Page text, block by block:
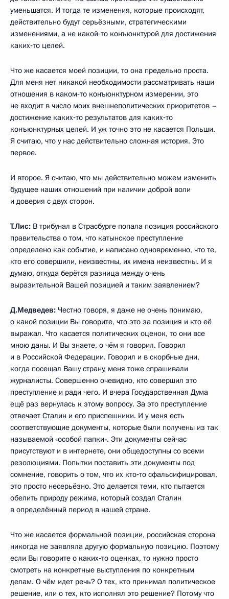
уменьшатся. И тогда те изменения, которые происходят,
действительно будут серьёзными, стратегическими
изменениями, а не какой‑то конъюнктурой для достижения
каких‑то целей.
Что же касается моей позиции, то она предельно проста.
Для меня нет никакой необходимости рассматривать наши
отношения в каком‑то конъюнктурном измерении, это
не входит в число моих внешнеполитических приоритетов –
достижение каких‑то результатов для каких‑то
конъюнктурных целей. И уж точно это не касается Польши.
Я считаю, что у нас действительно сложная история. Это
первое.
И второе. Я считаю, что мы действительно можем изменить
будущее наших отношений при наличии доброй воли
и доверия с двух сторон.
Т.Лис: В трибунал в Страсбурге попала позиция российского
правительства о том, что катынское преступление
определено как событие, и написано одновременно, что те,
кто его совершили, неизвестны, их имена неизвестны. И я
думаю, откуда берётся разница между очень
выразительной Вашей позицией и таким заявлением?
Д.Медведев: Честно говоря, я даже не очень понимаю,
о какой позиции Вы говорите, что это за позиция и кто её
выражал. Что касается политических оценок, то они все
мною даны. И Вы знаете, о чём я говорил. Говорил
и в Российской Федерации. Говорил и в скорбные дни,
когда посещал Вашу страну, меня тоже спрашивали
журналисты. Совершенно очевидно, кто совершил это
преступление и ради чего. И вчера Государственная Дума
ещё раз вернулась к этому вопросу. За это преступление
отвечает Сталин и его приспешники. И у меня есть
соответствующие документы, которые были получены из так
называемой «особой папки». Эти документы сейчас
присутствуют и в интернете, они общедоступны со всеми
резолюциями. Попытки поставить эти документы под
сомнение, говорить о том, что их кто‑то сфальсифицировал,
это просто несерьёзно. Это делается теми, кто пытается
обелить природу режима, который создал Сталин
в определённый период в нашей стране.
Что же касается формальной позиции, российская сторона
никогда не заявляла другую формальную позицию. Поэтому
если Вы говорите о каких‑то оценках, то нужно просто
смотреть на конкретные выступления по конкретным
делам. О чём идет речь? О тех, кто принимал политическое
решение, или о тех, кто исполнял это решение? Потому что